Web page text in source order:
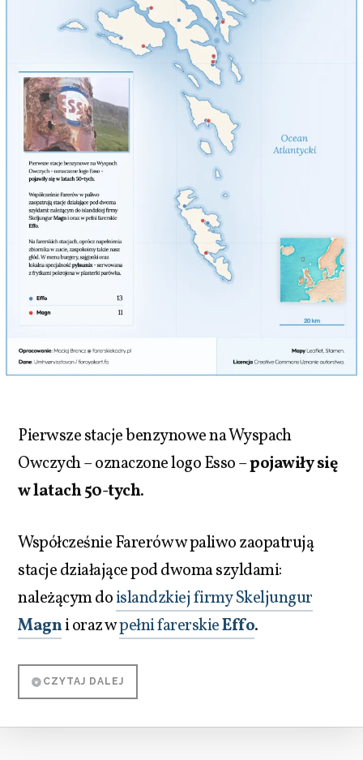
Pierwsze stacje benzynowe na Wyspach
Owczych – oznaczone logo Esso –pojawiły się
w latach 50-tych.
Współcześnie Farerów w paliwo zaopatrują
stacje działające pod dwoma szyldami:
należącym doislandzkiej firmy Skeljungur
Magni oraz wpełni farerskieEffo.
CZYTAJ DALEJ